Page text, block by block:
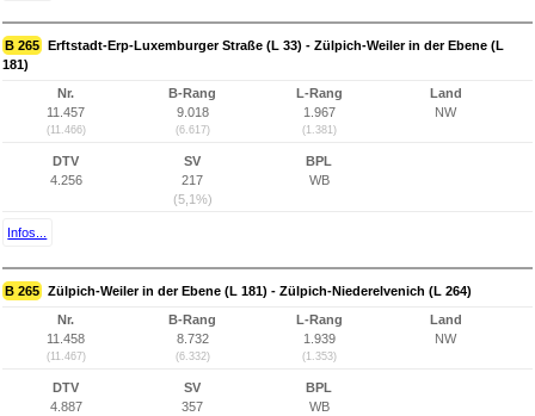
B 265 Erftstadt-Erp-Luxemburger Straße (L 33) - Zülpich-Weiler in der Ebene (L
181)
Nr.
11.457
(11.466)
B-Rang
9.018
(6.617)
L-Rang
1.967
(1.381)
Land
NW
DTV
4.256
SV
217
(5,1%)
BPL
WB
Infos...
B 265 Zülpich-Weiler in der Ebene (L 181) - Zülpich-Niederelvenich (L 264)
Nr.
11.458
(11.467)
B-Rang
8.732
(6.332)
L-Rang
1.939
(1.353)
Land
NW
DTV
4.887
SV
357
BPL
WB